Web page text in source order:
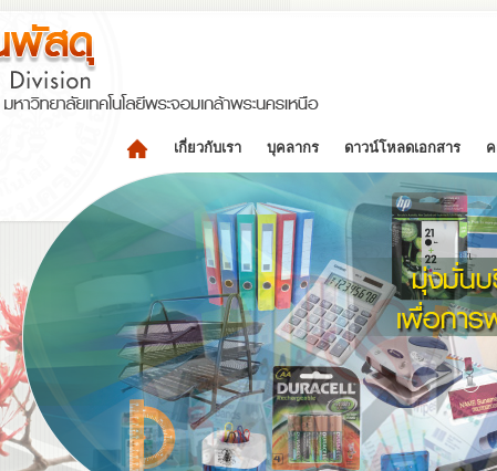
เกี่ยวกับเรา บุคลากร ดาวน์โหลดเอกสาร